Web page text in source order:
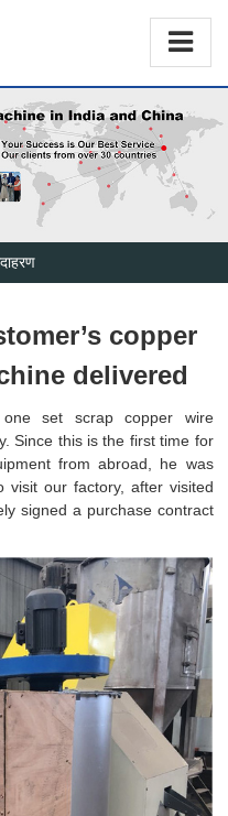
copper
delivered
set scrap copper wire
Since this is the first time for
from abroad, he was
visit our factory, after visited
signed a purchase contract